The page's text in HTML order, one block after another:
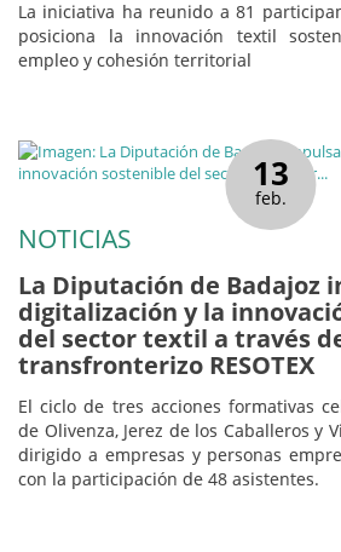
La iniciativa ha reunido a 81
posiciona la innovación textil
empleo y cohesión territorial
13
feb.
NOTICIAS
La Diputación de Badajoz
digitalización y la
del sector textil a través
transfronterizo RESOTEX
El ciclo de tres acciones formativas
de Olivenza, Jerez de los Caballeros y
dirigido a empresas y personas
con la participación de 48 asistentes.